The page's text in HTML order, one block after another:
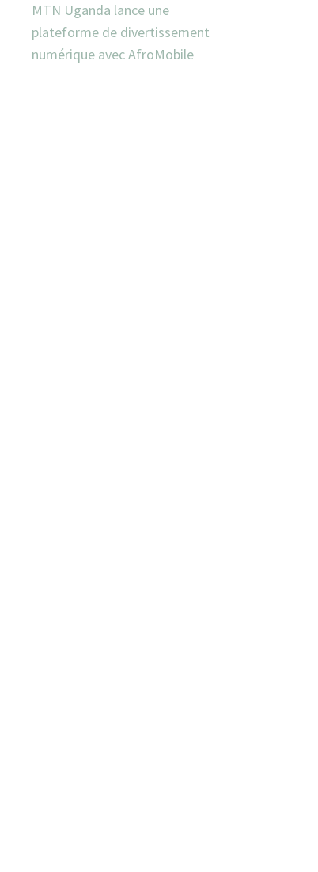
MTN Uganda lance une
plateforme de divertissement
numérique avec AfroMobile